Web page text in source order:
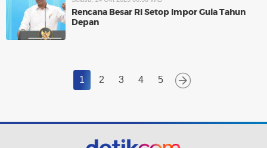
Rencana Besar RI Setop Impor Gula Tahun
Depan
1 2 3 4 5